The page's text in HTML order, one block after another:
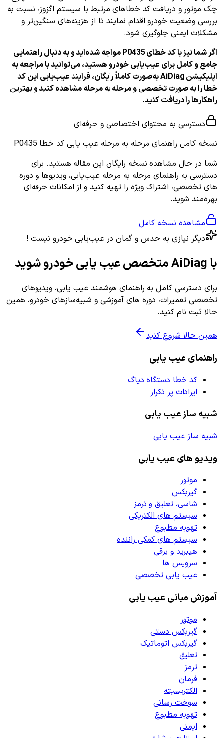
چک موتور و دریافت کد خطاهای مرتبط با سیستم اگزوز، نسبت به
بررسی وضعیت خودرو اقدام نمایند تا از هزینه‌های سنگین‌تر و
مشکلات ایمنی جلوگیری شود.
اگر شما نیز با کد خطای P0435 مواجه شده‌اید و به دنبال راهنمایی
جامع و کامل برای عیب‌یابی خودرو هستید، می‌توانید با مراجعه به
اپلیکیشن AiDiag به‌صورت کاملاً رایگان، فرایند عیب‌یابی این کد
خطا را به صورت تخصصی و مرحله به مرحله مشاهده کنید و بهترین
راهکارها را دریافت کنید.
دسترسی به محتوای اختصاصی و حرفه‌ای
نسخه کامل راهنمای مرحله به مرحله عیب یابی کد خطا P0435
شما در حال مشاهده نسخه رایگان این مقاله هستید. برای
دسترسی به راهنمای مرحله به مرحله عیب‌یابی، ویدیوها و دوره
های تخصصی، اشتراک ویژه را تهیه کنید و از امکانات حرفه‌ای
بهره‌مند شوید.
مشاهده نسخه کامل
دیگر نیازی به حدس و گمان در عیب‌یابی خودرو نیست !
با AiDiag متخصص عیب یابی خودرو شوید
برای دسترسی کامل به راهنمای هوشمند عیب یابی، ویدیوهای
تخصصی تعمیرات، دوره های آموزشی و شبیه‌سازهای خودرو، همین
حالا ثبت نام کنید.
همین حالا شروع کنید
راهنمای عیب یابی
کد خطا دستگاه دیاگ
ایرادات پر تکرار
شبیه ساز عیب یابی
شبیه ساز عیب یابی
ویدیو های عیب یابی
موتور
گیربکس
شاسی، تعلیق و ترمز
سیستم های الکتریکی
تهویه مطبوع
سیستم های کمکی راننده
هیبرید و برقی
سرویس ها
عیب یابی تخصصی
آموزش مبانی عیب یابی
موتور
گیربکس دستی
گیربکس اتوماتیک
تعلیق
ترمز
فرمان
الکتریسیته
سوخت رسانی
تهویه مطبوع
ایمنی